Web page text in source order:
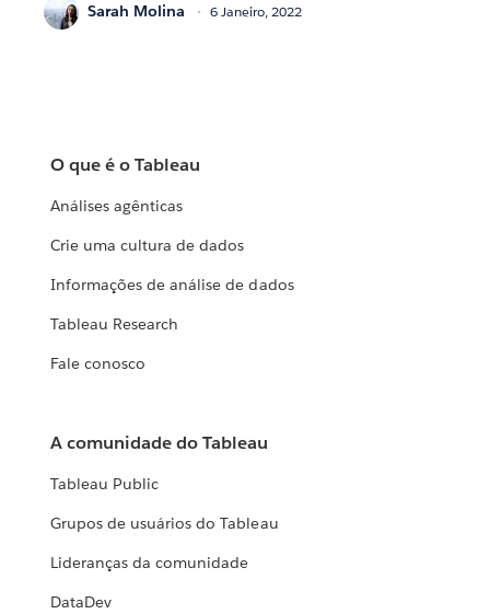
Sarah Molina 6 Janeiro, 2022
O que é o Tableau
Análises agênticas
Crie uma cultura de dados
Informações de análise de dados
Tableau Research
Fale conosco
A comunidade do Tableau
Tableau Public
Grupos de usuários do Tableau
Lideranças da comunidade
DataDev